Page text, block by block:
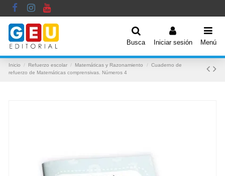
Busca Iniciar sesión Menú
Inicio Refuerzo escolar Matemáticas y Razonamiento
Cuaderno de
refuerzo de Matemáticas comprensivas. Números 4